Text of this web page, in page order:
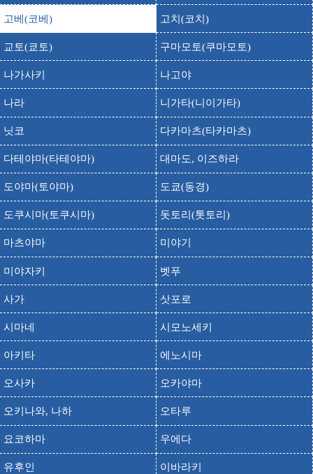
출발 도착
기타노 공방 마을
키타노 코보노 마치
출발 도착
기타노이진칸 거리
키타노이진칸 거리
출발
출발
누노비키 공원
출발 도착
누노비키노 타키
출발 도착
출발 도착
롯코 가든테라스
롯코 가덴테라스
출발 도착
출발
출발
롯코산 스노우파크
출발
롯코산 컨트리하우스
출발 도착
마이코 공원
출발
마이코 해상 프롬나드
고베(코베) 고치(코치)
교토(쿄토) 구마모토(쿠마모토)
나가사키 나고야
나라 니가타(니이가타)
닛코 다카마츠(타카마츠)
다테야마(타테야마) 대마도, 이즈하라
도야마(토야마) 도쿄(동경)
도쿠시마(토쿠시마) 돗토리(톳토리)
마츠야마 미야기
미야자키 벳푸
사가 삿포로
시마네 시모노세키
아키타 에노시마
오사카 오카야마
오키나와, 나하 오타루
요코하마 우에다
유후인 이바라키